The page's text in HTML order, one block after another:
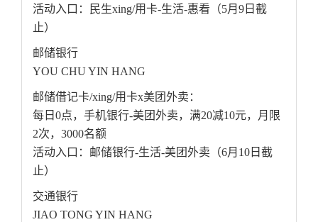
活动入口：民生xing/用卡-生活-惠看（5月9日截
止）
邮储银行
YOU CHU YIN HANG
邮储借记卡/xing/用卡x美团外卖：
每日0点，手机银行-美团外卖，满20减10元，月限
2次，3000名额
活动入口：邮储银行-生活-美团外卖（6月10日截
止）
交通银行
JIAO TONG YIN HANG